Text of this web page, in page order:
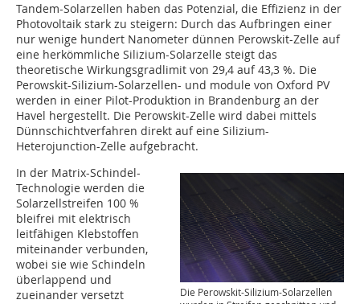
Tandem-Solarzellen haben das Potenzial, die Effizienz in der
Photovoltaik stark zu steigern: Durch das Aufbringen einer
nur wenige hundert Nanometer dünnen Perowskit-Zelle auf
eine herkömmliche Silizium-Solarzelle steigt das
theoretische Wirkungsgradlimit von 29,4 auf 43,3 %. Die
Perowskit-Silizium-Solarzellen- und module von Oxford PV
werden in einer Pilot-Produktion in Brandenburg an der
Havel hergestellt. Die Perowskit-Zelle wird dabei mittels
Dünnschichtverfahren direkt auf eine Silizium-
Heterojunction-Zelle aufgebracht.
Die Perowskit-Silizium-Solarzellen
In der Matrix-Schindel-
Technologie werden die
Solarzellstreifen 100 %
bleifrei mit elektrisch
leitfähigen Klebstoffen
miteinander verbunden,
wobei sie wie Schindeln
überlappend und
zueinander versetzt